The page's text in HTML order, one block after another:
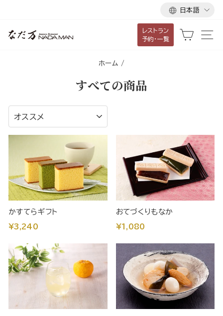
言
語
日本語
レストラン
予約・一覧
カート
ホーム /
すべての商品
べ
かすてらギフト
¥3,240
おてづくりもなか
¥1,080